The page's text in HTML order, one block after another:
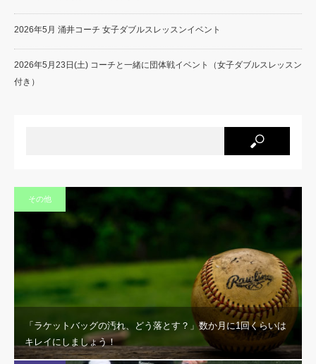
2026年5月 涌井コーチ 女子ダブルスレッスンイベント
2026年5月23日(土) コーチと一緒に団体戦イベント（女子ダブルスレッスン
付き）
その他
「ラケットバッグの汚れ、どう落とす？」数か月に1回くらいは
キレイにしましょう！